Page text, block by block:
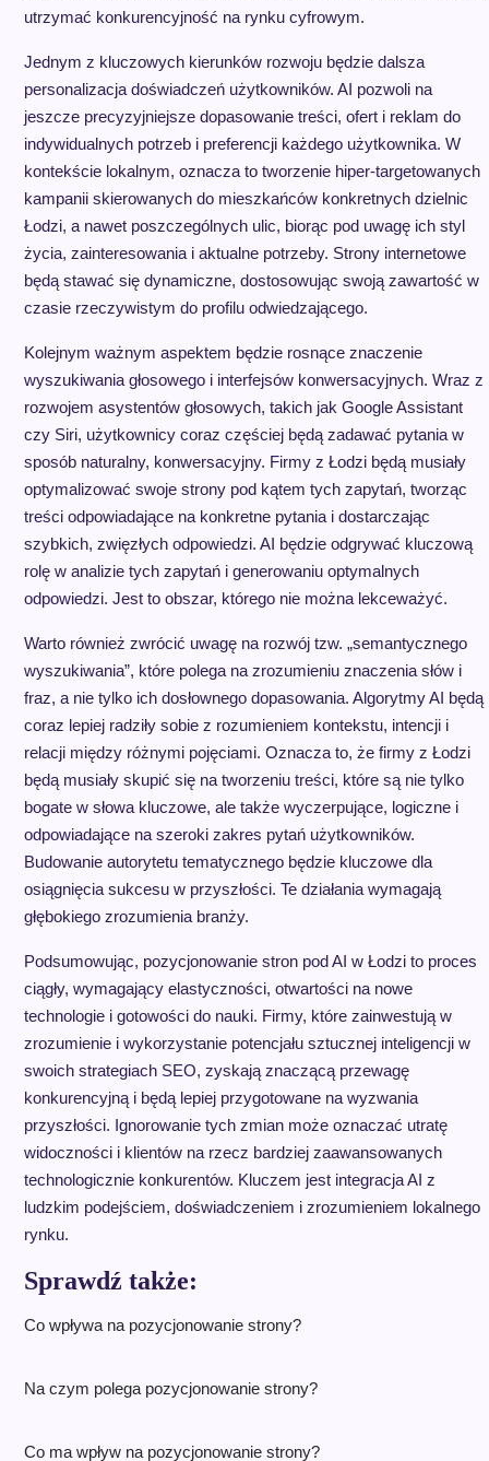
utrzymać konkurencyjność na rynku cyfrowym.
Jednym z kluczowych kierunków rozwoju będzie dalsza
personalizacja doświadczeń użytkowników. AI pozwoli na
jeszcze precyzyjniejsze dopasowanie treści, ofert i reklam do
indywidualnych potrzeb i preferencji każdego użytkownika. W
kontekście lokalnym, oznacza to tworzenie hiper-targetowanych
kampanii skierowanych do mieszkańców konkretnych dzielnic
Łodzi, a nawet poszczególnych ulic, biorąc pod uwagę ich styl
życia, zainteresowania i aktualne potrzeby. Strony internetowe
będą stawać się dynamiczne, dostosowując swoją zawartość w
czasie rzeczywistym do profilu odwiedzającego.
Kolejnym ważnym aspektem będzie rosnące znaczenie
wyszukiwania głosowego i interfejsów konwersacyjnych. Wraz z
rozwojem asystentów głosowych, takich jak Google Assistant
czy Siri, użytkownicy coraz częściej będą zadawać pytania w
sposób naturalny, konwersacyjny. Firmy z Łodzi będą musiały
optymalizować swoje strony pod kątem tych zapytań, tworząc
treści odpowiadające na konkretne pytania i dostarczając
szybkich, zwięzłych odpowiedzi. AI będzie odgrywać kluczową
rolę w analizie tych zapytań i generowaniu optymalnych
odpowiedzi. Jest to obszar, którego nie można lekceważyć.
Warto również zwrócić uwagę na rozwój tzw. „semantycznego
wyszukiwania”, które polega na zrozumieniu znaczenia słów i
fraz, a nie tylko ich dosłownego dopasowania. Algorytmy AI będą
coraz lepiej radziły sobie z rozumieniem kontekstu, intencji i
relacji między różnymi pojęciami. Oznacza to, że firmy z Łodzi
będą musiały skupić się na tworzeniu treści, które są nie tylko
bogate w słowa kluczowe, ale także wyczerpujące, logiczne i
odpowiadające na szeroki zakres pytań użytkowników.
Budowanie autorytetu tematycznego będzie kluczowe dla
osiągnięcia sukcesu w przyszłości. Te działania wymagają
głębokiego zrozumienia branży.
Podsumowując, pozycjonowanie stron pod AI w Łodzi to proces
ciągły, wymagający elastyczności, otwartości na nowe
technologie i gotowości do nauki. Firmy, które zainwestują w
zrozumienie i wykorzystanie potencjału sztucznej inteligencji w
swoich strategiach SEO, zyskają znaczącą przewagę
konkurencyjną i będą lepiej przygotowane na wyzwania
przyszłości. Ignorowanie tych zmian może oznaczać utratę
widoczności i klientów na rzecz bardziej zaawansowanych
technologicznie konkurentów. Kluczem jest integracja AI z
ludzkim podejściem, doświadczeniem i zrozumieniem lokalnego
rynku.
Sprawdź także:
Co wpływa na pozycjonowanie strony?
Na czym polega pozycjonowanie strony?
Co ma wpływ na pozycjonowanie strony?